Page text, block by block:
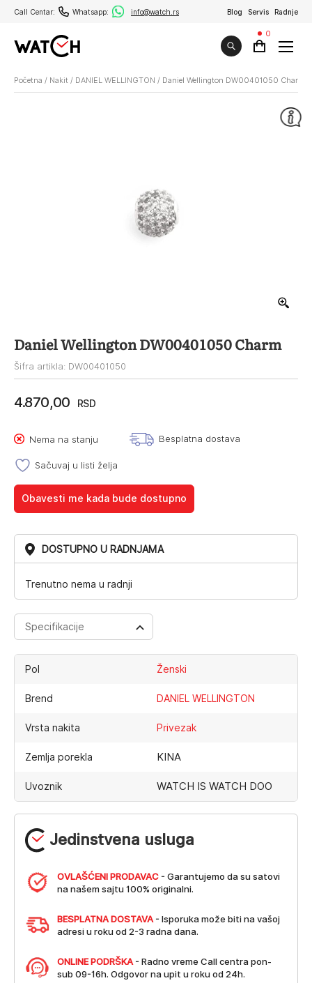
Call Centar: Whatsapp: info@watch.rs Blog Servis Radnje
0
Početna / Nakit / DANIEL WELLINGTON / Daniel Wellington DW00401050 Charm
Daniel Wellington DW00401050 Charm
Šifra artikla: DW00401050
4.870,00 RSD
Nema na stanju Besplatna dostava
Sačuvaj u listi želja
Obavesti me kada bude dostupno
DOSTUPNO U RADNJAMA
Trenutno nema u radnji
Jedinstvena usluga
OVLAŠĆENI PRODAVAC - Garantujemo da su satovi
na našem sajtu 100% originalni.
BESPLATNA DOSTAVA - Isporuka može biti na vašoj
adresi u roku od 2-3 radna dana.
ONLINE PODRŠKA - Radno vreme Call centra pon-
sub 09-16h. Odgovor na upit u roku od 24h.
Specifikacije
Pol Ženski
Brend DANIEL WELLINGTON
Vrsta nakita Privezak
Zemlja porekla KINA
Uvoznik WATCH IS WATCH DOO